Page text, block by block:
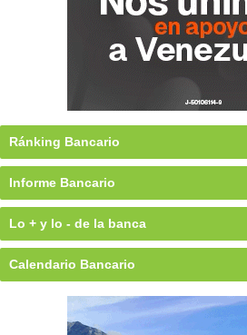
Ránking Bancario
Informe Bancario
Lo + y lo - de la banca
Calendario Bancario